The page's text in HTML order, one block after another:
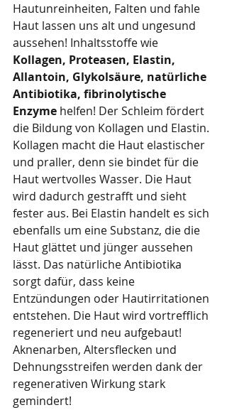
Hautunreinheiten, Falten und fahle
Haut lassen uns alt und ungesund
aussehen! Inhaltsstoffe wie
Kollagen, Proteasen, Elastin,
Allantoin, Glykolsäure, natürliche
Antibiotika, fibrinolytische
Enzyme helfen! Der Schleim fördert
die Bildung von Kollagen und Elastin.
Kollagen macht die Haut elastischer
und praller, denn sie bindet für die
Haut wertvolles Wasser. Die Haut
wird dadurch gestrafft und sieht
fester aus. Bei Elastin handelt es sich
ebenfalls um eine Substanz, die die
Haut glättet und jünger aussehen
lässt. Das natürliche Antibiotika
sorgt dafür, dass keine
Entzündungen oder Hautirritationen
entstehen. Die Haut wird vortrefflich
regeneriert und neu aufgebaut!
Aknenarben, Altersflecken und
Dehnungsstreifen werden dank der
regenerativen Wirkung stark
gemindert!